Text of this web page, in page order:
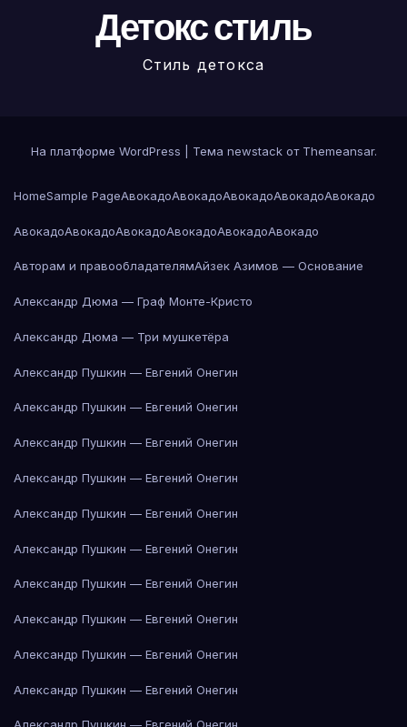
Детокс стиль
Стиль детокса
На платформе WordPress Тема newstack от Themeansar.
HomeSample PageАвокадоАвокадоАвокадоАвокадоАвокадо
АвокадоАвокадоАвокадоАвокадоАвокадоАвокадо
Авторам и правообладателямАйзек Азимов — Основание
Александр Дюма — Граф Монте-Кристо
Александр Дюма — Три мушкетёра
Александр Пушкин — Евгений Онегин
Александр Пушкин — Евгений Онегин
Александр Пушкин — Евгений Онегин
Александр Пушкин — Евгений Онегин
Александр Пушкин — Евгений Онегин
Александр Пушкин — Евгений Онегин
Александр Пушкин — Евгений Онегин
Александр Пушкин — Евгений Онегин
Александр Пушкин — Евгений Онегин
Александр Пушкин — Евгений Онегин